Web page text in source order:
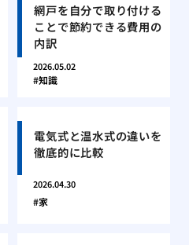
網戸を自分で取り付ける
ことで節約できる費用の
内訳
2026.05.02
知識
電気式と温水式の違いを
徹底的に比較
2026.04.30
家